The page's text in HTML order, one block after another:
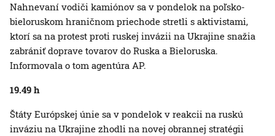
Nahnevaní vodiči kamiónov sa v pondelok na poľsko-
bieloruskom hraničnom priechode stretli s aktivistami,
ktorí sa na protest proti ruskej invázii na Ukrajine snažia
zabrániť doprave tovarov do Ruska a Bieloruska.
Informovala o tom agentúra AP.
19.49 h
Štáty Európskej únie sa v pondelok v reakcii na ruskú
inváziu na Ukrajine zhodli na novej obrannej stratégii